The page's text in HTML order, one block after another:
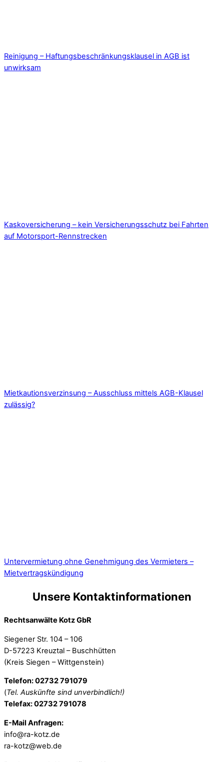
Reinigung – Haftungsbeschränkungsklausel in AGB ist
unwirksam
Kaskoversicherung – kein Versicherungsschutz bei Fahrten
auf Motorsport-Rennstrecken
Mietkautionsverzinsung – Ausschluss mittels AGB-Klausel
zulässig?
Untervermietung ohne Genehmigung des Vermieters –
Mietvertragskündigung
Unsere Kontaktinformationen
Rechtsanwälte Kotz GbR
Siegener Str. 104 – 106
D-57223 Kreuztal – Buschhütten
(Kreis Siegen – Wittgenstein)
Telefon: 02732 791079
(Tel. Auskünfte sind unverbindlich!)
Telefax: 02732 791078
E-Mail Anfragen:
info@ra-kotz.de
ra-kotz@web.de